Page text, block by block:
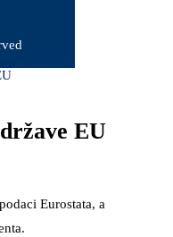
EU
Eurostata, a